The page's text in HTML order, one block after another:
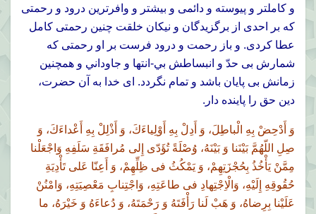
و كاملتر و پيوسته و دائمى و بيشتر و وافرترين درود و رحمتى
كه بر احدى از برگزيدگان و نيكان خلقت چنين رحمتى كامل
عطا كردى. و باز رحمت و درود فرست بر او رحمتى كه
شمارش بى حدّ و انبساطش بي-انتها و جاوداني و همچنين
زمانش بى پايان باشد و تمام نگردد. اى خدا به آن حضرت،
دين حق را پاينده دار.
وَ أَدْحِضْ بِهِ الْباطِلَ، وَ أَدِلْ بِهِ أَوْلِياءَكَ، وَ أَذْلِلْ بِهِ أَعْداءَكَ، وَ
صِلِ اللّهُمَّ بَيْنَنا وَ بَيْنَهُ، وُصْلَةً تُؤَدّى إِلى مُرافَقَةِ سَلَفِهِ وَاجْعَلْنا
مِمَّنْ يَأْخُذُ بِحُجْزَتِهِمْ، وَ يَمْكُثُ فى ظِلِّهِمْ، وَ أَعِنّا عَلى تَأْدِيَةِ
حُقُوقِهِ إِلَيْهِ، وَالْاِجْتِهادِ فى طاعَتِهِ، وَاجْتِنابِ مَعْصِيَتِهِ، وَامْنُنْ
عَلَيْنا بِرِضاهُ، وَ هَبْ لَنا رَأْفَتَهُ وَ رَحْمَتَهُ، وَ دُعاءَهُ وَ خَيْرَهُ، ما